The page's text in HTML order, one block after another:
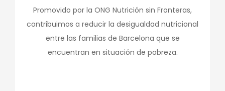
Promovido por la ONG Nutrición sin Fronteras,
contribuimos a reducir la desigualdad nutricional
entre las familias de Barcelona que se
encuentran en situación de pobreza.